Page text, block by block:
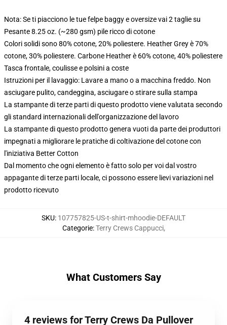
Nota: Se ti piacciono le tue felpe baggy e oversize vai 2 taglie su
Pesante 8.25 oz. (~280 gsm) pile ricco di cotone
Colori solidi sono 80% cotone, 20% poliestere. Heather Grey è 70%
cotone, 30% poliestere. Carbone Heather è 60% cotone, 40% poliestere
Tasca frontale, coulisse e polsini a coste
Istruzioni per il lavaggio: Lavare a mano o a macchina freddo. Non
asciugare pulito, candeggina, asciugare o stirare sulla stampa
La stampante di terze parti di questo prodotto viene valutata secondo
gli standard internazionali dell'organizzazione del lavoro
La stampante di questo prodotto genera vuoti da parte dei produttori
impegnati a migliorare le pratiche di coltivazione del cotone con
l'iniziativa Better Cotton
Dal momento che ogni elemento è fatto solo per voi dal vostro
appagante di terze parti locale, ci possono essere lievi variazioni nel
prodotto ricevuto
SKU: 107757825-US-t-shirt-mhoodie-DEFAULT
Categorie:Terry Crews Cappucci,
What Customers Say
4 reviews for Terry Crews Da Pullover